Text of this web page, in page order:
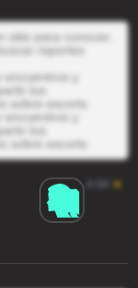
sitio para conocer,
reportes
y
tus
sobre escorts
y
tus
sobre escorts
★